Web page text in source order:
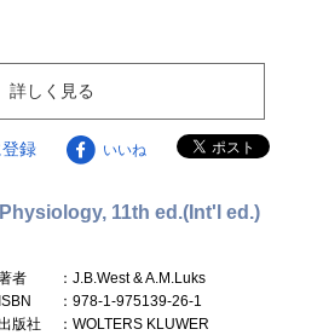
詳しく見る
録 いいね
11th ed.(Int'l ed.)
者
：J.B.West & A.M.Luks
ISBN
：978-1-975139-26-1
版社
：WOLTERS KLUWER